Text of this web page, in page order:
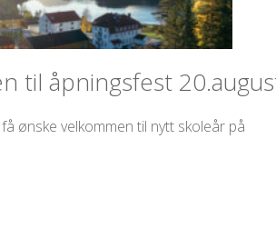
til åpningsfest
ønske velkommen til nytt skoleår på